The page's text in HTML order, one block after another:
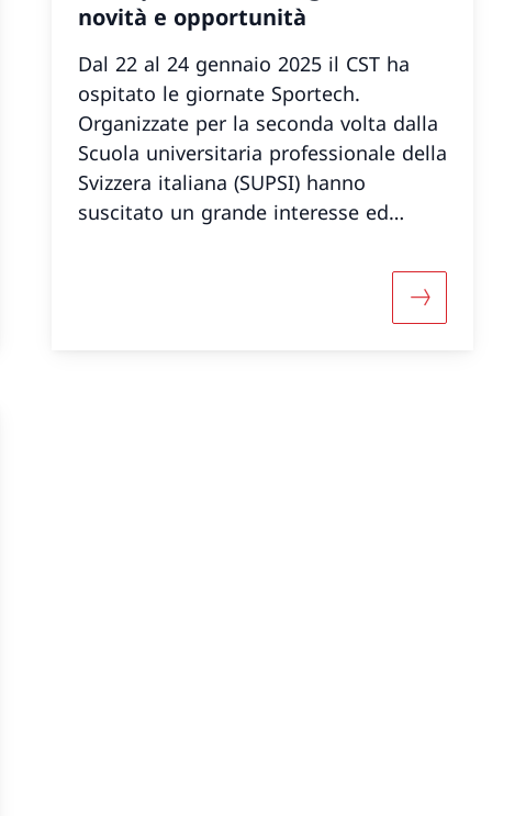
informazioni su «Webcam»
novità e opportunità
Dal 22 al 24 gennaio 2025 il CST ha
ospitato le giornate Sportech.
Organizzate per la seconda volta dalla
Scuola universitaria professionale della
Svizzera italiana (SUPSI) hanno
suscitato un grande interesse ed
accolto più di 3400 studenti per un
Maggiori